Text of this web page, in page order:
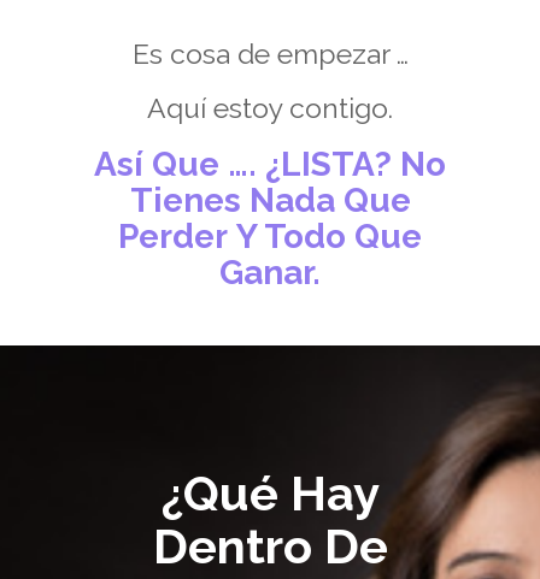
Es cosa de empezar …
Aquí estoy contigo.
Así Que …. ¿LISTA? No
Tienes Nada Que
Perder Y Todo Que
Ganar.
¿Qué Hay
Dentro De